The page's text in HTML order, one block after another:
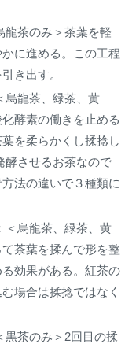
龍茶のみ＞茶葉を軽
に進める。この工程
き出す。
烏龍茶、緑茶、黄
酵素の働きを止める
を柔らかくし揉捻し
酵させるお茶なので
法の違いで３種類に
＜烏龍茶、緑茶、黄
茶葉を揉んで形を整
効果がある。紅茶の
場合は揉捻ではなく
黒茶のみ＞2回目の揉